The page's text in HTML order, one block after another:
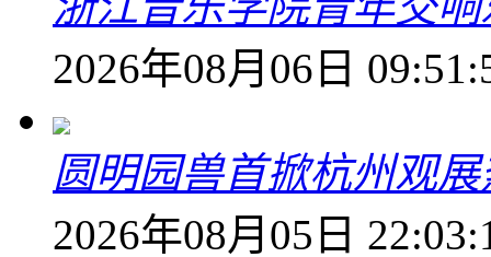
2026年08月06日
圆明园兽首掀杭州观
2026年08月05日